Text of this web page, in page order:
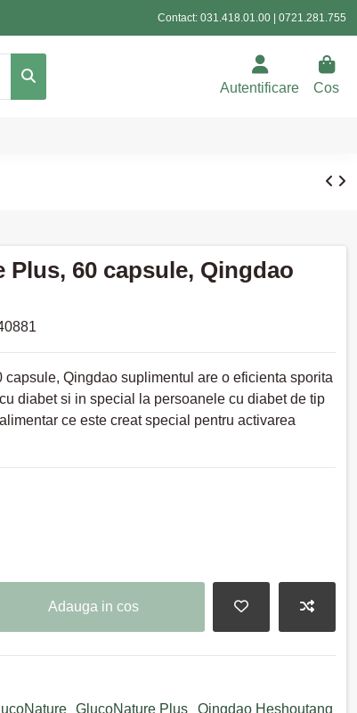
Contact: 031.418.01.00 0721.281.755
Autentificare Cos
Plus, 60 capsule, Qingdao
capsule, Qingdao suplimentul are o eficienta sporita
diabet si in special la persoanele cu diabet de tip
ce este creat special pentru activarea
Adauga in cos
GlucoNature Plus
Qingdao Heshoutang